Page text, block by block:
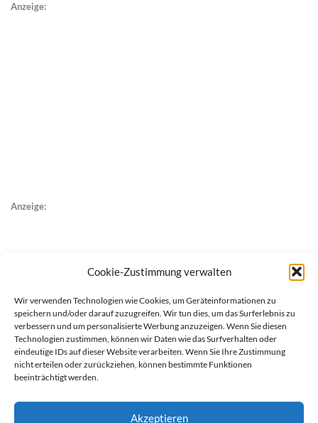
Cookie-Zustimmung verwalten
Wir verwenden Technologien wie Cookies, um Geräteinformationen zu
speichern und/oder darauf zuzugreifen. Wir tun dies, um das Surferlebnis zu
verbessern und um personalisierte Werbung anzuzeigen. Wenn Sie diesen
Technologien zustimmen, können wir Daten wie das Surfverhalten oder
eindeutige IDs auf dieser Website verarbeiten. Wenn Sie Ihre Zustimmung
nicht erteilen oder zurückziehen, können bestimmte Funktionen
beeinträchtigt werden.
Akzeptieren
Anzeige:
Anzeige: